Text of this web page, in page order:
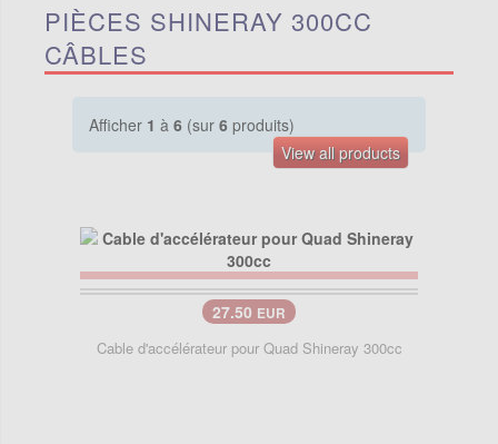
300cc
Câbles
PIÈCES SHINERAY 300CC
CÂBLES
Afficher 1 à 6 (sur 6 produits)
View all products
27.50 EUR
Cable d'accélérateur pour Quad Shineray 300cc